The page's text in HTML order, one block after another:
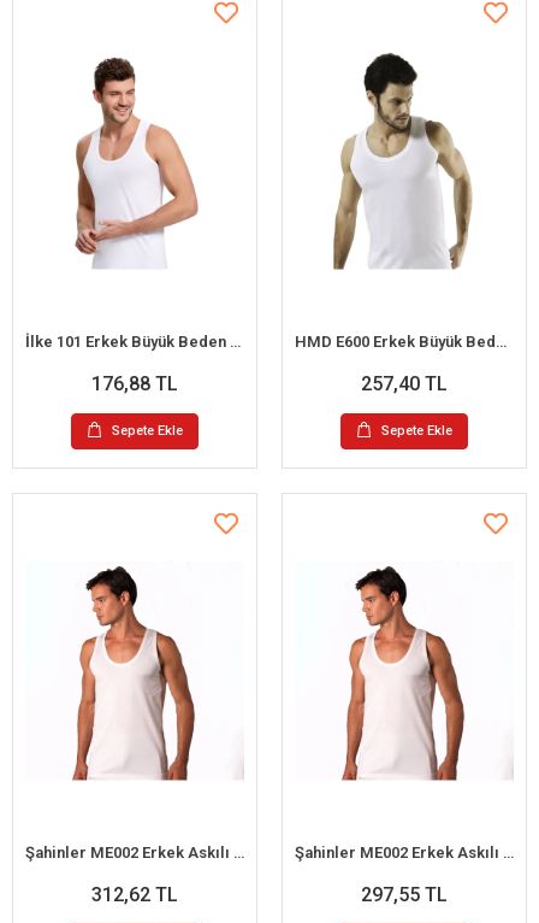
İlke 101 Erkek Büyük Beden Askılı Atlet 2XL
176,88 TL
Sepete Ekle
HMD E600 Erkek Büyük Beden Süprem Askılı Atlet 3XL
257,40 TL
Sepete Ekle
Şahinler ME002 Erkek Askılı Büyük Beden Atlet No:64 (3XL)
312,62 TL
Şahinler ME002 Erkek Askılı Büyük Beden Atlet No:60 (XXL)
297,55 TL